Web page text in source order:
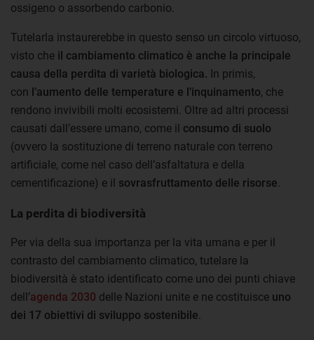
ossigeno o assorbendo carbonio.
Tutelarla instaurerebbe in questo senso un circolo virtuoso,
visto che il cambiamento climatico è anche la principale
causa della perdita di varietà biologica. In primis,
con l’aumento delle temperature e l’inquinamento, che
rendono invivibili molti ecosistemi. Oltre ad altri processi
causati dall’essere umano, come il consumo di suolo
(ovvero la sostituzione di terreno naturale con terreno
artificiale, come nel caso dell’asfaltatura e della
cementificazione) e il sovrasfruttamento delle risorse
La perdita di biodiversità
Per via della sua importanza per la vita umana e per il
contrasto del cambiamento climatico, tutelare la
biodiversità è stato identificato come uno dei punti chiave
dell’agenda 2030 delle Nazioni unite e ne costituisce uno
dei 17 obiettivi di sviluppo sostenibile